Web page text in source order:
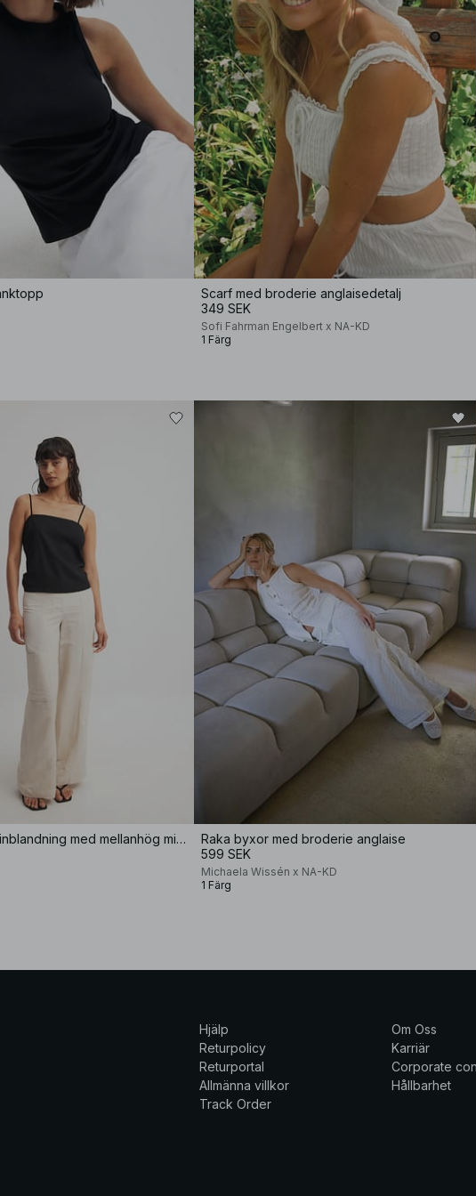
Scarf med broderie anglaisedetalj
349 SEK
Sofi Fahrman Engelbert x NA-KD
1 Färg
Raka byxor i linblandning med mellanhög midja
Raka byxor med broderie anglaise
599 SEK
Michaela Wissén x NA-KD
1 Färg
Hjälp
Returpolicy
Returportal
Allmänna villkor
Track Order
Om Oss
Karriär
Corporate
Hållbarhet